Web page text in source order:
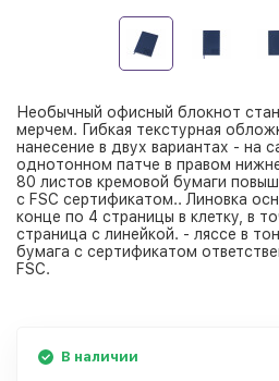
Необычный офисный блокнот
мерчем. Гибкая текстурная
нанесение в двух вариантах - на
однотонном патче в правом
80 листов кремовой бумаги
с FSC сертификатом.. Линовка
конце по 4 страницы в клетку, в
страница с линейкой. - ляссе в
бумага с сертификатом
FSC.
В наличии